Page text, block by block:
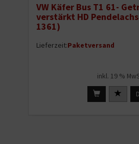
VW Käfer Bus T1 61-
verstärkt HD
1361)
Lieferzeit:Paketversand
inkl. 19 %